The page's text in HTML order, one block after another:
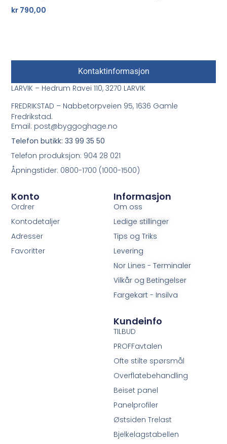
kr 790,00
Informasjon
Om oss
Ledige stillinger
Tips og Triks
Levering
Nor Lines - Terminaler
Vilkår og Betingelser
Fargekart - Insilva
Konto
Ordrer
Kontodetaljer
Adresser
Favoritter
Kundeinfo
TILBUD
PROFFavtalen
Ofte stilte spørsmål
Overflatebehandling
Beiset panel
Panelprofiler
Østsiden Trelast
Bjelkelagstabellen
Kontaktinformasjon
LARVIK – Hedrum Ravei 110, 3270 LARVIK
FREDRIKSTAD – Nabbetorpveien 95, 1636 Gamle
Fredrikstad.
Email: post@byggoghage.no
Telefon butikk: 33 99 35 50
Telefon produksjon: 904 28 021
Åpningstider: 0800-1700 (1000-1500)